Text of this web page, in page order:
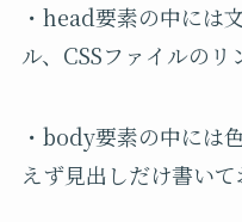
・head要素の中には
ル、CSSファイルのリ
・body要素の中には
えず見出しだけ書いて